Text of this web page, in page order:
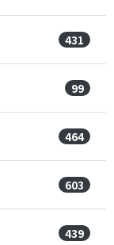
431
99
464
603
439